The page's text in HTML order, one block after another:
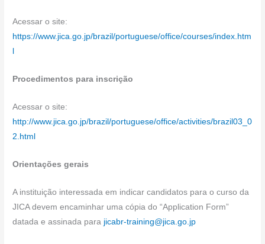
Acessar o site:
https://www.jica.go.jp/brazil/portuguese/office/courses/index.htm
Procedimentos para inscrição
Acessar o site:
http://www.jica.go.jp/brazil/portuguese/office/activities/brazil03_0
2.html
Orientações gerais
A instituição interessada em indicar candidatos para o curso da
JICA devem encaminhar uma cópia do “Application Form”
datada e assinada para jicabr-training@jica.go.jp